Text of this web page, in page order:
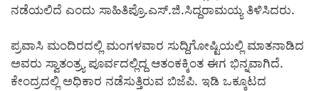
ನಡೆಯಲಿದೆ ಎಂದು ಸಾಹಿತಿಪ್ರೊ.ಎಸ್.ಜಿ.ಸಿದ್ದರಾಮಯ್ಯ ತಿಳಿಸಿದರು.
ಪ್ರವಾಸಿ ಮಂದಿರದಲ್ಲಿ ಮಂಗಳವಾರ ಸುದ್ದಿಗೋಷ್ಟಿಯಲ್ಲಿ ಮಾತನಾಡಿದ
ಅವರು ಸ್ವಾತಂತ್ರ್ಯ ಪೂರ್ವದಲ್ಲಿದ್ದ ಆತಂಕಕ್ಕಿಂತ ಈಗ ಭಿನ್ನವಾಗಿದೆ.
ಕೇಂದ್ರದಲ್ಲಿ ಅಧಿಕಾರ ನಡೆಸುತ್ತಿರುವ ಬಿಜೆಪಿ. ಇಡಿ ಒಕ್ಕೂಟದ